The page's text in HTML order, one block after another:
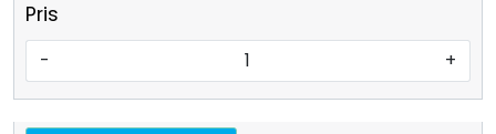
Pris
- +